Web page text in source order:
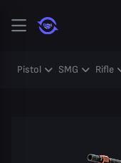
Pistol SMG Rifle